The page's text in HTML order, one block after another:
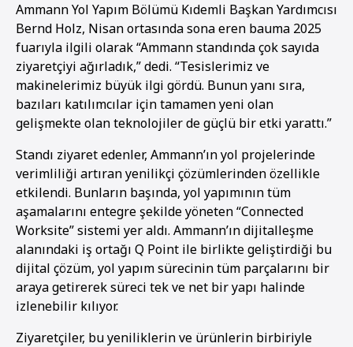
Ammann Yol Yapım Bölümü Kıdemli Başkan Yardımcısı
Bernd Holz, Nisan ortasında sona eren bauma 2025
fuarıyla ilgili olarak “Ammann standında çok sayıda
ziyaretçiyi ağırladık,” dedi. “Tesislerimiz ve
makinelerimiz büyük ilgi gördü. Bunun yanı sıra,
bazıları katılımcılar için tamamen yeni olan
gelişmekte olan teknolojiler de güçlü bir etki yarattı.”
Standı ziyaret edenler, Ammann’ın yol projelerinde
verimliliği artıran yenilikçi çözümlerinden özellikle
etkilendi. Bunların başında, yol yapımının tüm
aşamalarını entegre şekilde yöneten “Connected
Worksite” sistemi yer aldı. Ammann’ın dijitalleşme
alanındaki iş ortağı Q Point ile birlikte geliştirdiği bu
dijital çözüm, yol yapım sürecinin tüm parçalarını bir
araya getirerek süreci tek ve net bir yapı halinde
izlenebilir kılıyor.
Ziyaretçiler, bu yeniliklerin ve ürünlerin birbiriyle